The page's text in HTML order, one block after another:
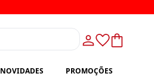
NOVIDADES PROMOÇÕES